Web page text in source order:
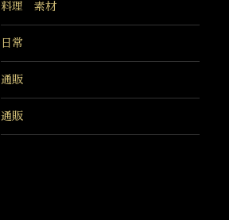
料理 素材
日常
通販
通販